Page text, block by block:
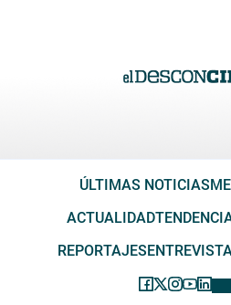
ÚLTIMAS NOTICIAS
ACTUALIDAD
REPORTAJES